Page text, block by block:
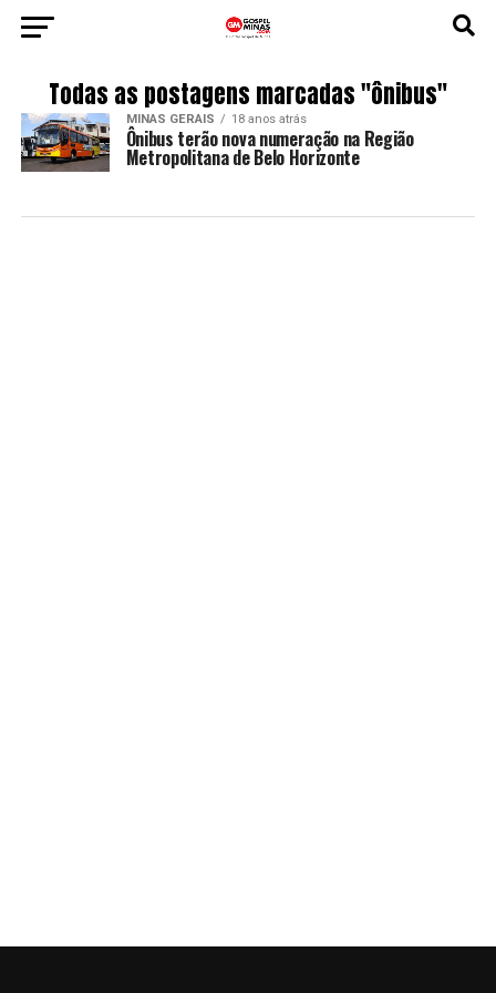
Todas as postagens marcadas "ônibus"
MINAS GERAIS 18 anos atrás
Ônibus terão nova numeração na Região
Metropolitana de Belo Horizonte